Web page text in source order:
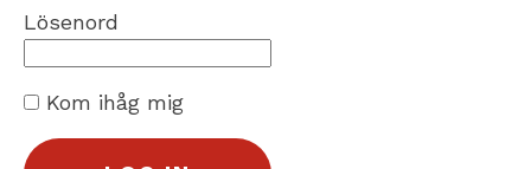
Lösenord
Kom ihåg mig